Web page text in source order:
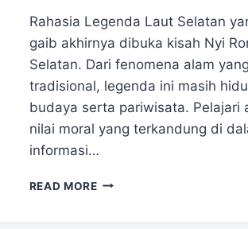
Rahasia Legenda Laut Selatan
gaib akhirnya dibuka kisah Nyi
Selatan. Dari fenomena alam
tradisional, legenda ini masih
budaya serta pariwisata. Pelajari
nilai moral yang terkandung di
informasi…
READ MORETERUNGKAP!